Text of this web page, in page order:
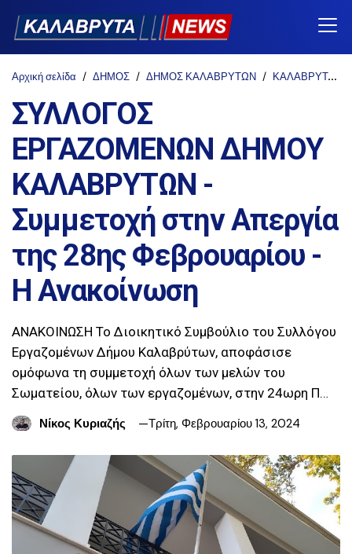
Αρχική σελίδα ΔΗΜΟΣ ΔΗΜΟΣ ΚΑΛΑΒΡΥΤΩΝ ΚΑΛΑΒΡΥΤΑ
ΣΥΛΛΟΓΟΣ
ΕΡΓΑΖΟΜΕΝΩΝ ΔΗΜΟΥ
ΚΑΛΑΒΡΥΤΩΝ -
Συμμετοχή στην Απεργία
της 28ης Φεβρουαρίου -
Η Ανακοίνωση
ΑΝΑΚΟΙΝΩΣΗ Το Διοικητικό Συμβούλιο του Συλλόγου
Εργαζομένων Δήμου Καλαβρύτων, αποφάσισε
ομόφωνα τη συμμετοχή όλων των μελών του
Σωματείου, όλων των εργαζομένων, στην 24ωρη Π…
Νίκος Κυριαζής
Τρίτη, Φεβρουαρίου 13, 2024